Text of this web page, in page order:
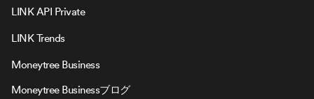
LINK API Private
LINK Trends
Moneytree Business
Moneytree Businessブログ